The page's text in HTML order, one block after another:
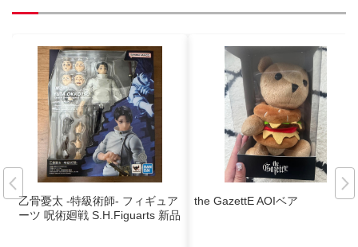
乙骨憂太 -特級術師- フィギュア
ーツ 呪術廻戦 S.H.Figuarts 新品
the GazettE AOIベア